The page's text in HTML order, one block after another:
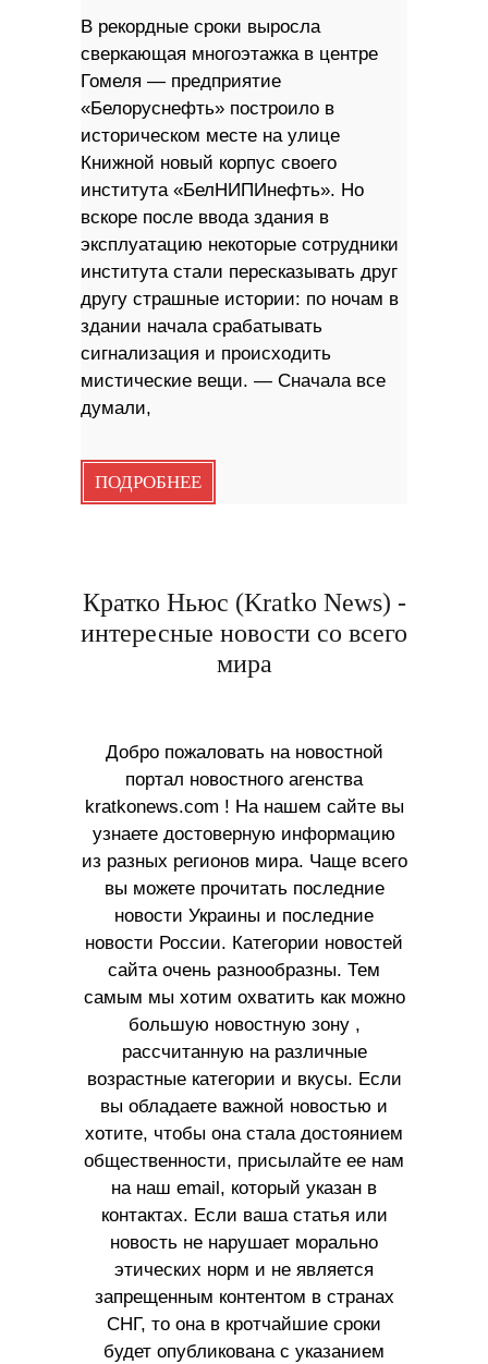
В рекордные сроки выросла
сверкающая многоэтажка в центре
Гомеля — предприятие
«Белоруснефть» построило в
историческом месте на улице
Книжной новый корпус своего
института «БелНИПИнефть». Но
вскоре после ввода здания в
эксплуатацию некоторые сотрудники
института стали пересказывать друг
другу страшные истории: по ночам в
здании начала срабатывать
сигнализация и происходить
мистические вещи. — Сначала все
думали,
ПОДРОБНЕЕ
Кратко Ньюс (Kratko News) -
интересные новости со всего
мира
Добро пожаловать на новостной
портал новостного агенства
kratkonews.com ! На нашем сайте вы
узнаете достоверную информацию
из разных регионов мира. Чаще всего
вы можете прочитать последние
новости Украины и последние
новости России. Категории новостей
сайта очень разнообразны. Тем
самым мы хотим охватить как можно
большую новостную зону ,
рассчитанную на различные
возрастные категории и вкусы. Если
вы обладаете важной новостью и
хотите, чтобы она стала достоянием
общественности, присылайте ее нам
на наш email, который указан в
контактах. Если ваша статья или
новость не нарушает морально
этических норм и не является
запрещенным контентом в странах
СНГ, то она в кротчайшие сроки
будет опубликована с указанием